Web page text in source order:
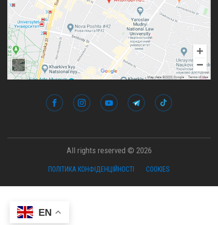
EN
All rights reserved © 2026
ПОЛІТИКА КОНФІДЕНЦІЙНОСТІ COOKIES